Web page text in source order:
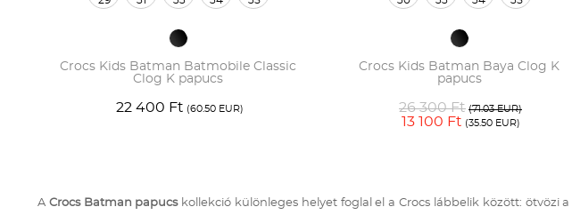
Crocs Kids Batman Batmobile Classic
Clog K papucs
22 400 Ft (60.50 EUR)
Crocs Kids Batman Baya Clog K
papucs
26 300 Ft (71.03 EUR)
13 100 Ft (35.50 EUR)
A Crocs Batman papucskollekció különleges helyet foglal el a Crocs lábbelik között: